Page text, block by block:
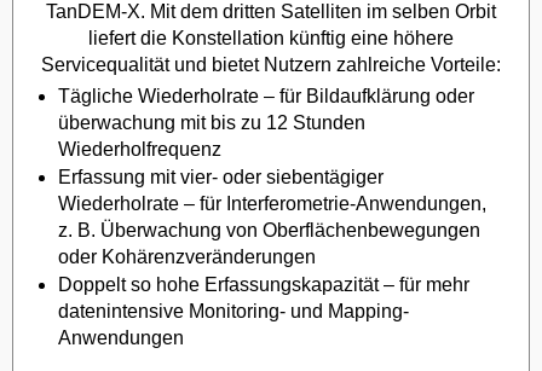
TanDEM-X. Mit dem dritten Satelliten im selben Orbit
liefert die Konstellation künftig eine höhere
Servicequalität und bietet Nutzern zahlreiche Vorteile:
Tägliche Wiederholrate – für Bildaufklärung oder
überwachung mit bis zu 12 Stunden
Wiederholfrequenz
Erfassung mit vier- oder siebentägiger
Wiederholrate – für Interferometrie-Anwendungen,
z. B. Überwachung von Oberflächenbewegungen
oder Kohärenzveränderungen
Doppelt so hohe Erfassungskapazität – für mehr
datenintensive Monitoring- und Mapping-
Anwendungen